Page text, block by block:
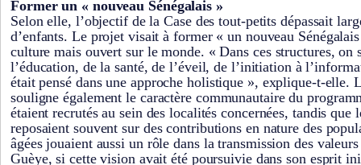
Former un « nouveau Sénégalais »
Selon elle, l’objectif de la Case des tout-petits dépassait
d’enfants. Le projet visait à former « un nouveau
culture mais ouvert sur le monde. « Dans ces structures, on
l’éducation, de la santé, de l’éveil, de l’initiation à
était pensé dans une approche holistique », explique-t-elle.
souligne également le caractère communautaire du
étaient recrutés au sein des localités concernées, tandis que
reposaient souvent sur des contributions en nature des
âgées jouaient aussi un rôle dans la transmission des
Guèye, si cette vision avait été poursuivie dans son esprit